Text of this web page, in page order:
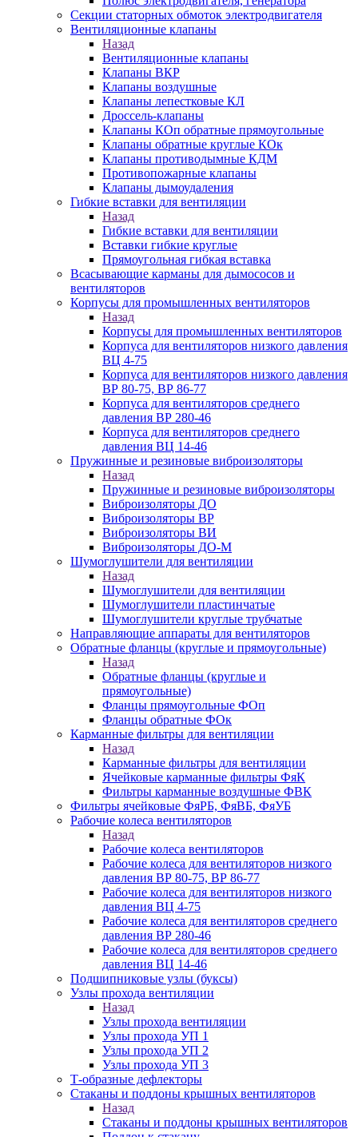
Секции статорных обмоток электродвигателя
Вентиляционные клапаны
Назад
Вентиляционные клапаны
Клапаны ВКР
Клапаны воздушные
Клапаны лепестковые КЛ
Дроссель-клапаны
Клапаны КОп обратные прямоугольные
Клапаны обратные круглые КОк
Клапаны противодымные КДМ
Противопожарные клапаны
Клапаны дымоудаления
Гибкие вставки для вентиляции
Назад
Гибкие вставки для вентиляции
Вставки гибкие круглые
Прямоугольная гибкая вставка
Всасывающие карманы для дымососов и
вентиляторов
Корпусы для промышленных вентиляторов
Назад
Корпусы для промышленных вентиляторов
Корпуса для вентиляторов низкого давления
ВЦ 4-75
Корпуса для вентиляторов низкого давления
ВР 80-75, ВР 86-77
Корпуса для вентиляторов среднего
давления ВР 280-46
Корпуса для вентиляторов среднего
давления ВЦ 14-46
Пружинные и резиновые виброизоляторы
Назад
Пружинные и резиновые виброизоляторы
Виброизоляторы ДО
Виброизоляторы ВР
Виброизоляторы ВИ
Виброизоляторы ДО-М
Шумоглушители для вентиляции
Назад
Шумоглушители для вентиляции
Шумоглушители пластинчатые
Шумоглушители круглые трубчатые
Направляющие аппараты для вентиляторов
Обратные фланцы (круглые и прямоугольные)
Назад
Обратные фланцы (круглые и
прямоугольные)
Фланцы прямоугольные ФОп
Фланцы обратные ФОк
Карманные фильтры для вентиляции
Назад
Карманные фильтры для вентиляции
Ячейковые карманные фильтры ФяК
Фильтры карманные воздушные ФВК
Фильтры ячейковые ФяРБ, ФяВБ, ФяУБ
Рабочие колеса вентиляторов
Назад
Рабочие колеса вентиляторов
Рабочие колеса для вентиляторов низкого
давления ВР 80-75, ВР 86-77
Рабочие колеса для вентиляторов низкого
давления ВЦ 4-75
Рабочие колеса для вентиляторов среднего
давления ВР 280-46
Рабочие колеса для вентиляторов среднего
давления ВЦ 14-46
Подшипниковые узлы (буксы)
Узлы прохода вентиляции
Назад
Узлы прохода вентиляции
Узлы прохода УП 1
Узлы прохода УП 2
Узлы прохода УП 3
Т-образные дефлекторы
Стаканы и поддоны крышных вентиляторов
Назад
Стаканы и поддоны крышных вентиляторов